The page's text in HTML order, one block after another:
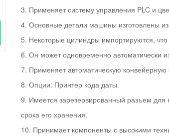
3. Применяет систему управления PLC и
4. Основные детали машины изготовлены
5. Некоторые цилиндры импортируются,
6. Он может одновременно автоматически
7. Применяет автоматическую конвейерную
8. Опции: Принтер кода даты.
9. Имеется зарезервированный разъем для
срока его хранения.
10. Принимает компоненты с высокими